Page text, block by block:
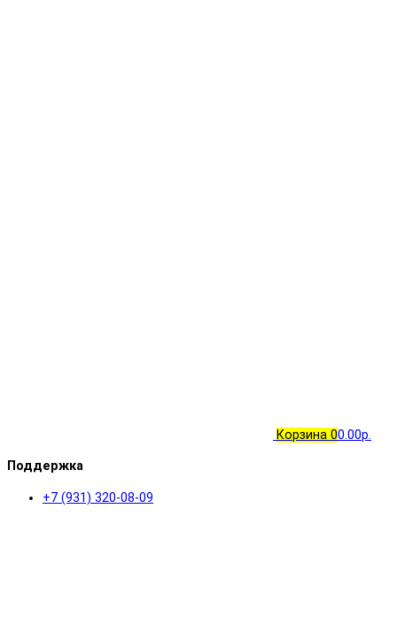
Корзина 00.00р.
Поддержка
+7 (931) 320-08-09